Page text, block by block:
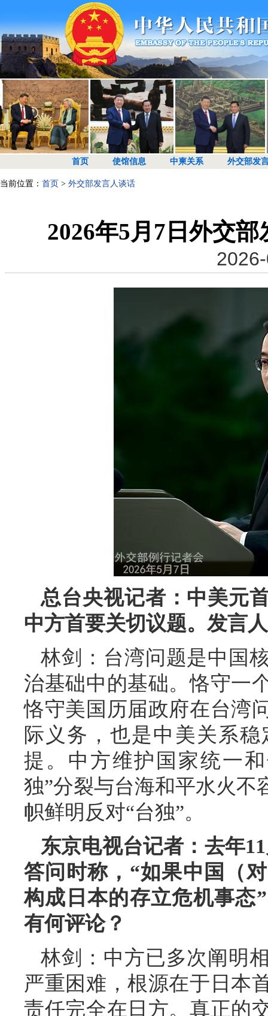
首页 使馆信息 中柬关系 外交部发
当前位置： 首页 > 外交部发言人谈话
2026年5月7日外交
总台央视记者：中美元
中方首要关切议题。发言
林剑：台湾问题是中国
治基础中的基础。恪守一
恪守美国历届政府在台湾
际义务，也是中美关系
提。中方维护国家统一
独”分裂与台海和平水火不
帜鲜明反对“台独”。
东京电视台记者：去年
答问时称，“如果中国（
构成日本的存立危机事态
有何评论？
林剑：中方已多次阐明
严重困难，根源在于日本
责任完全在日方。真正的